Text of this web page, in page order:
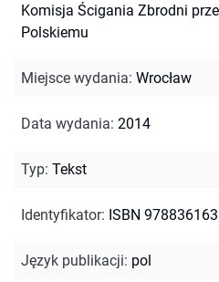
Komisja Ścigania Zbrodni
Polskiemu
Miejsce wydania: Wrocław
Data wydania: 2014
Typ: Tekst
Identyfikator: ISBN
Język publikacji: pol